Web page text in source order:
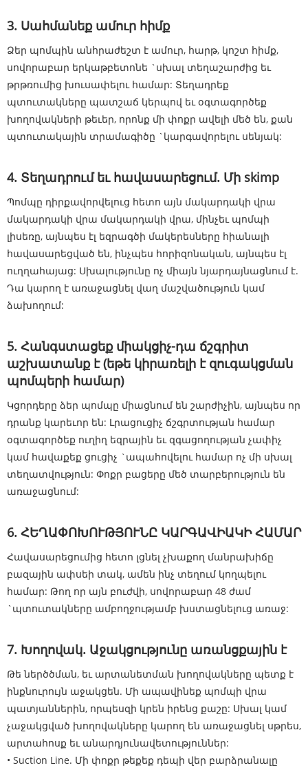
3. Սահմանեք ամուր հիմք
Ձեր պոմպին անհրաժեշտ է ամուր, հարթ, կոշտ հիմք,
սովորաբար երկաթբետոնե `սխալ տեղաշարժից եւ
թրթռումից խուսափելու համար: Տեղադրեք
պտուտակները պատշաճ կերպով եւ օգտագործեք
խողովակների թեւեր, որոնք մի փոքր ավելի մեծ են, քան
պտուտակային տրամագիծը `կարգավորելու սենյակ:
4. Տեղադրում եւ հավասարեցում. Մի skimp
Պոմպը դիրքավորվելուց հետո այն մակարդակի վրա
մակարդակի վրա մակարդակի վրա, մինչեւ պոմպի
լիսեռը, այնպես էլ եզրագծի մակերեսները հիանալի
հավասարեցված են, ինչպես հորիզոնական, այնպես էլ
ուղղահայաց: Սխալությունը ոչ միայն նյարդայնացնում է.
Դա կարող է առաջացնել վաղ մաշվածություն կամ
ձախողում:
5. Հանգստացեք միակցիչ-դա ճշգրիտ
աշխատանք է (եթե կիրառելի է զուգակցման
պոմպերի համար)
Կցորդերը ձեր պոմպը միացնում են շարժիչին, այնպես որ
դրանք կարեւոր են: Լրացուցիչ ճշգրտության համար
օգտագործեք ուղիղ եզրային եւ զգացողության չափիչ
կամ հավաքեք ցուցիչ `ապահովելու համար ոչ մի սխալ
տեղատվություն: Փոքր բացերը մեծ տարբերություն են
առաջացնում:
6. ՀԵՂԱՓՈԽՈՒԹՅՈՒՆԸ ԿԱՐԳԱՎԻԱԿԻ ՀԱՄԱՐ
Հավասարեցումից հետո լցնել չխաքող մանրախիճը
բազային ափսեի տակ, ամեն ինչ տեղում կողպելու
համար: Թող որ այն բուժվի, սովորաբար 48 ժամ
`պտուտակները ամբողջությամբ խստացնելուց առաջ:
7. Խողովակ. Աջակցությունը առանցքային է
Թե ներծծման, եւ արտանետման խողովակները պետք է
ինքնուրույն աջակցեն. Մի ապավինեք պոմպի վրա
պատյաններին, որպեսզի կրեն իրենց քաշը: Սխալ կամ
չաջակցված խողովակները կարող են առաջացնել սթրես,
արտահոսք եւ անարդյունավետություններ:
• Suction Line. Մի փոքր թեքեք դեպի վեր բարձրանալը